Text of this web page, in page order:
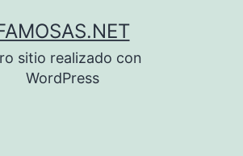
sitio realizado con
WordPress